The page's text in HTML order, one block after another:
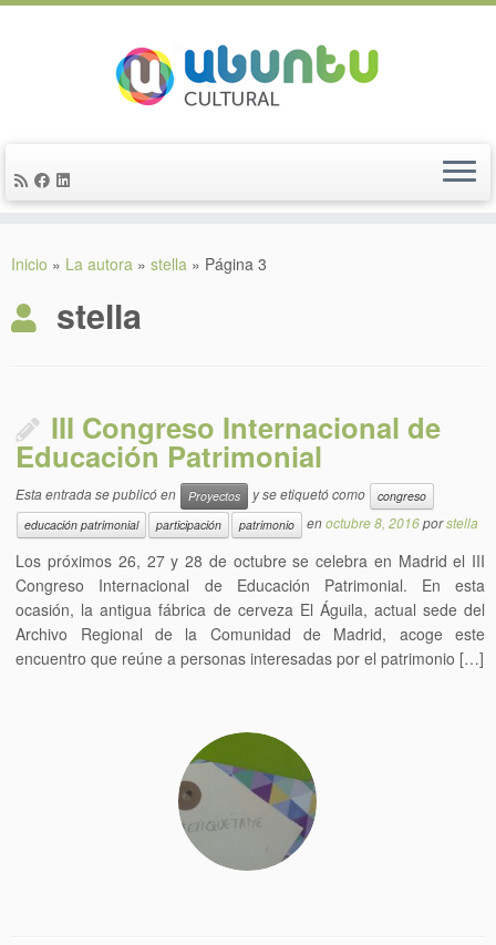
Inicio » La autora » stella » Página 3
stella
III Congreso Internacional de
Educación Patrimonial
Esta entrada se publicó en Proyectos y se etiquetó como
congreso
educación patrimonial
participación patrimonio enoctubre 8, 2016porstella
Los próximos 26, 27 y 28 de octubre se celebra en Madrid el III
Congreso Internacional de Educación Patrimonial. En esta
ocasión, la antigua fábrica de cerveza El Águila, actual sede del
Archivo Regional de la Comunidad de Madrid, acoge este
encuentro que reúne a personas interesadas por el patrimonio […]